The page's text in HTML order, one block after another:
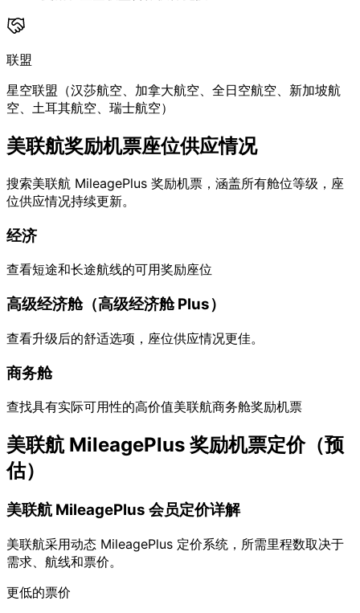
联盟
星空联盟（汉莎航空、加拿大航空、全日空航空、新加坡航
空、土耳其航空、瑞士航空）
美联航奖励机票座位供应情况
搜索美联航 MileagePlus 奖励机票，涵盖所有舱位等级，座
位供应情况持续更新。
经济
查看短途和长途航线的可用奖励座位
高级经济舱（高级经济舱 Plus）
查看升级后的舒适选项，座位供应情况更佳。
商务舱
查找具有实际可用性的高价值美联航商务舱奖励机票
美联航 MileagePlus 奖励机票定价（预
估）
美联航 MileagePlus 会员定价详解
美联航采用动态 MileagePlus 定价系统，所需里程数取决于
需求、航线和票价。
更低的票价